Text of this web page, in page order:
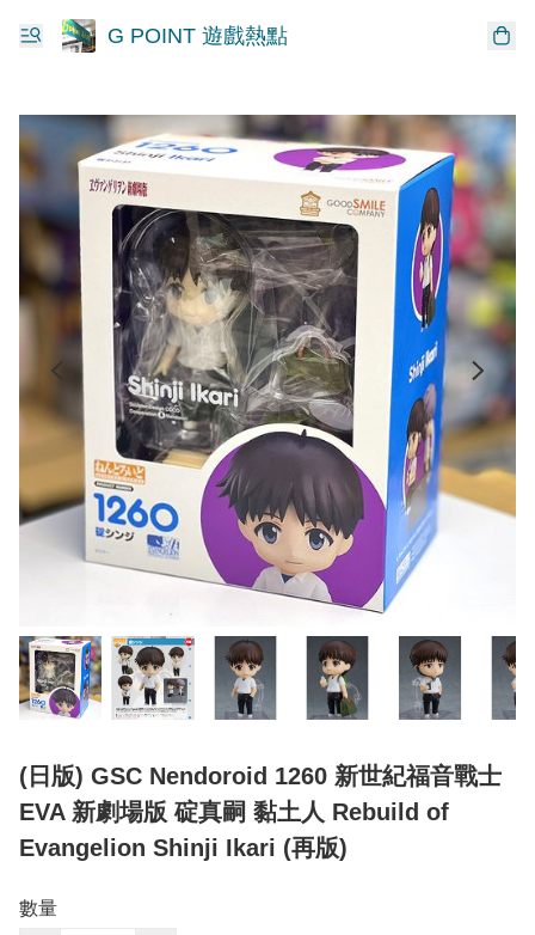
G POINT 遊戲熱點
(日版) GSC Nendoroid 1260 新世紀福音戰士
EVA 新劇場版 碇真嗣 黏土人 Rebuild of
Evangelion Shinji Ikari (再版)
數量